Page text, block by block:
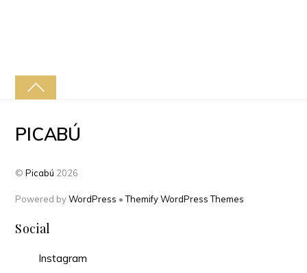
PICABÚ
©Picabú 2026
Powered byWordPress •Themify WordPress Themes
Social
Instagram